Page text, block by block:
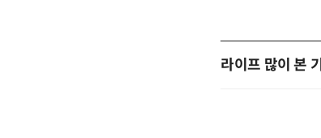
라이프 많이 본